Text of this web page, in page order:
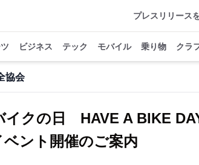
プレスリリース
ビジネス テック モバイル 乗り物 クラ
協会
イクの日 HAVE A BIKE
ベント開催のご案内